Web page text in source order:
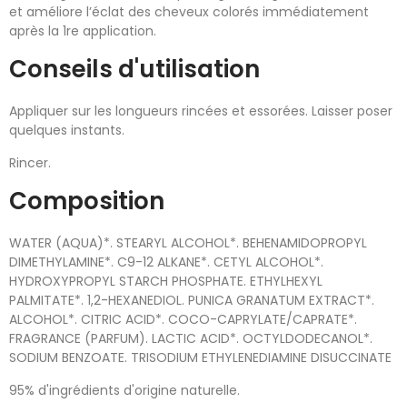
et améliore l’éclat des cheveux colorés immédiatement
après la 1re application.
Conseils d'utilisation
Appliquer sur les longueurs rincées et essorées. Laisser poser
quelques instants.
Rincer.
Composition
WATER (AQUA)*. STEARYL ALCOHOL*. BEHENAMIDOPROPYL
DIMETHYLAMINE*. C9-12 ALKANE*. CETYL ALCOHOL*.
HYDROXYPROPYL STARCH PHOSPHATE. ETHYLHEXYL
PALMITATE*. 1,2-HEXANEDIOL. PUNICA GRANATUM EXTRACT*.
ALCOHOL*. CITRIC ACID*. COCO-CAPRYLATE/CAPRATE*.
FRAGRANCE (PARFUM). LACTIC ACID*. OCTYLDODECANOL*.
SODIUM BENZOATE. TRISODIUM ETHYLENEDIAMINE DISUCCINATE
95% d'ingrédients d'origine naturelle.